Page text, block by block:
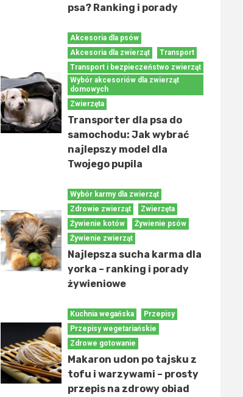
psa? Ranking i porady
Akcesoria dla psów
Akcesoria dla zwierząt
Transport
Transport i bezpieczeństwo zwierząt
Wybór akcesoriów dla zwierząt
domowych
Zwierzęta
Transporter dla psa do
samochodu: Jak wybrać
najlepszy model dla
Twojego pupila
Wybór karmy dla zwierząt
Zdrowie zwierząt
Zwierzęta
Żywienie kotów
Żywienie psów
Żywienie zwierząt
Najlepsza sucha karma dla
yorka – ranking i porady
żywieniowe
Kuchnia wegańska
Przepisy
Przepisy wegetariańskie
Zdrowe gotowanie
Makaron udon po tajsku z
tofu i warzywami – prosty
przepis na zdrowy obiad